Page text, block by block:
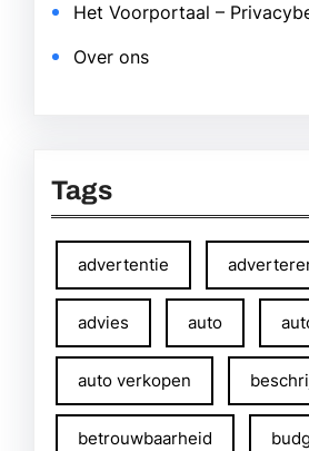
Het Voorportaal –
Over ons
Tags
advertentie
advies auto
auto verkopen
betrouwbaarheid